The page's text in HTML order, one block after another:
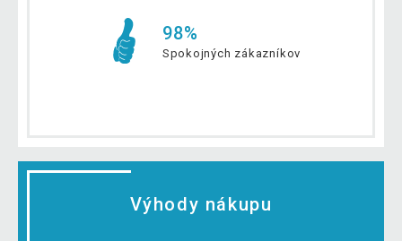
98%
Spokojných zákazníkov
Výhody nákupu